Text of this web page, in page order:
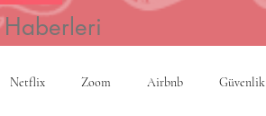
Haberleri
Netflix Zoom Airbnb Güvenlik